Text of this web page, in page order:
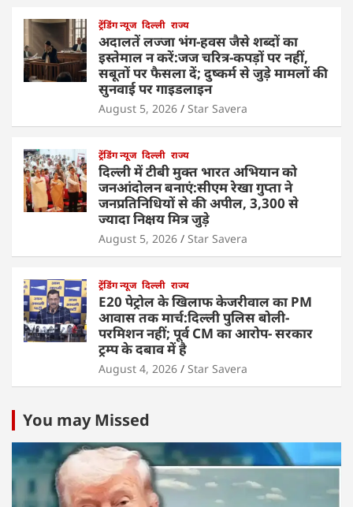
ट्रेंडिंग न्यूज दिल्ली राज्य
अदालतें लज्जा भंग-हवस जैसे शब्दों का
इस्तेमाल न करें:जज चरित्र-कपड़ों पर नहीं,
सबूतों पर फैसला दें; दुष्कर्म से जुड़े मामलों की
सुनवाई पर गाइडलाइन
August 5, 2026 Star Savera
ट्रेंडिंग न्यूज दिल्ली राज्य
दिल्ली में टीबी मुक्त भारत अभियान को
जनआंदोलन बनाएं:सीएम रेखा गुप्ता ने
जनप्रतिनिधियों से की अपील, 3,300 से
ज्यादा निक्षय मित्र जुड़े
August 5, 2026 Star Savera
ट्रेंडिंग न्यूज दिल्ली राज्य
E20 पेट्रोल के खिलाफ केजरीवाल का PM
आवास तक मार्च:दिल्ली पुलिस बोली-
परमिशन नहीं; पूर्व CM का आरोप- सरकार
ट्रम्प के दबाव में है
August 4, 2026 Star Savera
You may Missed